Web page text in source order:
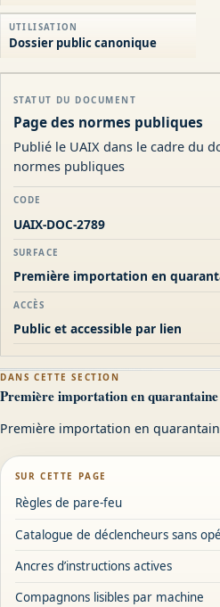
UTILISATION
Dossier public canonique
STATUT DU DOCUMENT
Page des normes publiques
Publié le UAIX dans le cadre du
normes publiques
CODE
UAIX-DOC-2789
SURFACE
Première importation en
ACCÈS
Public et accessible par lien
DANS CETTE SECTION
Première importation en quarantaine
Première importation en
SUR CETTE PAGE
Règles de pare-feu
Catalogue de déclencheurs sans
Ancres d’instructions actives
Compagnons lisibles par machine